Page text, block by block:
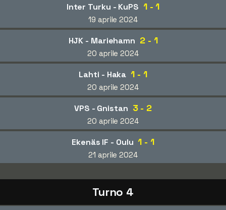
Inter Turku - KuPS 1 - 1
19 aprile 2024
HJK - Mariehamn 2 - 1
20 aprile 2024
Lahti - Haka 1 - 1
20 aprile 2024
VPS - Gnistan 3 - 2
20 aprile 2024
Ekenäs IF - Oulu 1 - 1
21 aprile 2024
Turno 4